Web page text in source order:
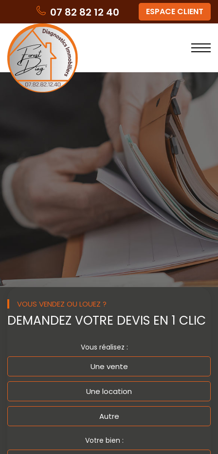
07 82 82 12 40 ESPACE CLIENT
VOUS VENDEZ OU LOUEZ ?
DEMANDEZ VOTRE DEVIS EN 1 CLIC
Vous réalisez :
Une vente
Une location
Autre
Votre bien :